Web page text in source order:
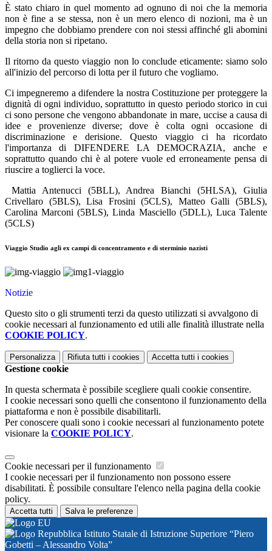
È stato chiaro in quel momento ad ognuno di noi che la memoria
non è fine a se stessa, non è un mero elenco di nozioni, ma è un
impegno che dobbiamo prendere con noi stessi affinché gli abomini
della storia non si ripetano.
Il ritorno da questo viaggio non lo conclude eticamente: siamo solo
all'inizio del percorso di lotta per il futuro che vogliamo.
Ci impegneremo a difendere la nostra Costituzione per proteggere la
dignità di ogni individuo, soprattutto in questo periodo storico in cui
ci sono persone che vengono abbandonate in mare, uccise a causa di
idee e provenienze diverse; dove è colta ogni occasione di
discriminazione e derisione. Questo viaggio ci ha ricordato
l'importanza di DIFENDERE LA DEMOCRAZIA, anche e
soprattutto quando chi è al potere vuole ed erroneamente pensa di
riuscire a toglierci la voce.
Mattia Antenucci (5BLL), Andrea Bianchi (5HLSA), Giulia
Crivellaro (5BLS), Lisa Frosini (5CLS), Matteo Galli (5BLS),
Carolina Marconi (5BLS), Linda Masciello (5DLL), Luca Talente
(5CLS)
Viaggio Studio agli ex campi di concentramento e di sterminio nazisti
Notizie
Questo sito o gli strumenti terzi da questo utilizzati si avvalgono di
cookie necessari al funzionamento ed utili alle finalità illustrate nella
COOKIE POLICY.
Personalizza Rifiuta tutti i cookies Accetta tutti i cookies
Gestione cookie
In questa schermata è possibile scegliere quali cookie consentire.
I cookie necessari sono quelli che consentono il funzionamento della
piattaforma e non è possibile disabilitarli.
Per conoscere quali sono i cookie necessari al funzionamento potete
visionare la COOKIE POLICY.
Cookie necessari per il funzionamento
I cookie necessari per il funzionamento non possono essere
disabilitati. È possibile consultare l'elenco nella pagina della cookie
policy.
Accetta tutti Salva le preferenze
Istituto Statale di Istruzione Superiore “Piero
Gobetti – Alessandro Volta”